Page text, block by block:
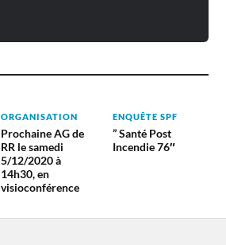
ORGANISATION
Prochaine AG de
RR le samedi
5/12/2020 à
14h30, en
visioconférence
ENQUÊTE SPF
” Santé Post
Incendie 76″